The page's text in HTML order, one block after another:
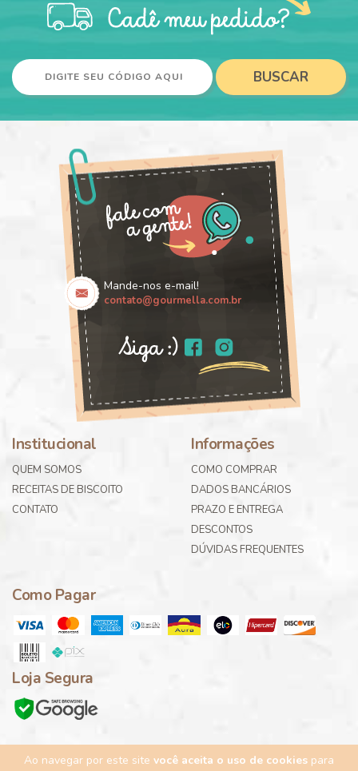
Ao navegar por este site você aceita o uso de cookies para
BUSCAR
Mande-nos e-mail!
contato@gourmella.com.br
Institucional
QUEM SOMOS
RECEITAS DE BISCOITO
CONTATO
Informações
COMO COMPRAR
DADOS BANCÁRIOS
PRAZO E ENTREGA
DESCONTOS
DÚVIDAS FREQUENTES
Como Pagar
Loja Segura